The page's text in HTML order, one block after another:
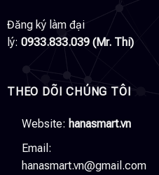
Đăng ký làm đại
lý: 0933.833.039 (Mr. Thi)
THEO DÕI CHÚNG TÔI
Website: hanasmart.vn
Email:
hanasmart.vn@gmail.com